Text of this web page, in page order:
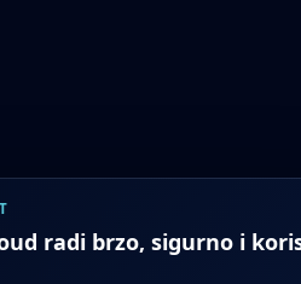
radi brzo, sigurno i